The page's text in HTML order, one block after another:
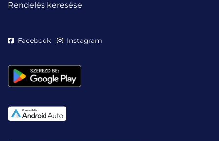
Rendelés keresése
Facebook Instagram